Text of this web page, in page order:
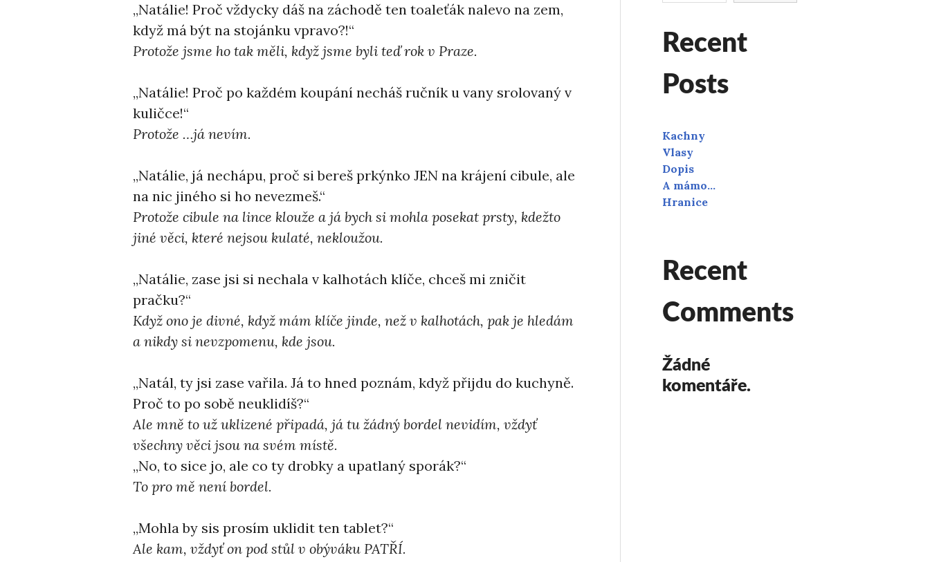
,,Natálie! Proč vždycky dáš na záchodě ten toaleťák nalevo na zem,
když má být na stojánku vpravo?!“
Protože jsme ho tak měli, když jsme byli teď rok v Praze.
,,Natálie! Proč po každém koupání necháš ručník u vany srolovaný v
kuličce!“
Protože …já nevím.
,,Natálie, já nechápu, proč si bereš prkýnko JEN na krájení cibule, ale
na nic jiného si ho nevezmeš.“
Protože cibule na lince klouže a já bych si mohla posekat prsty, kdežto
jiné věci, které nejsou kulaté, nekloužou.
,,Natálie, zase jsi si nechala v kalhotách klíče, chceš mi zničit
pračku?“
Když ono je divné, když mám klíče jinde, než v kalhotách, pak je hledám
a nikdy si nevzpomenu, kde jsou.
,,Natál, ty jsi zase vařila. Já to hned poznám, když přijdu do kuchyně.
Proč to po sobě neuklidíš?“
Ale mně to už uklizené připadá, já tu žádný bordel nevidím, vždyť
všechny věci jsou na svém místě.
,,No, to sice jo, ale co ty drobky a upatlaný sporák?“
To pro mě není bordel.
,,Mohla by sis prosím uklidit ten tablet?“
Ale kam, vždyť on pod stůl v obýváku PATŘÍ.
Recent
Posts
Kachny
Vlasy
Dopis
A mámo…
Hranice
Recent
Comments
Žádné
komentáře.